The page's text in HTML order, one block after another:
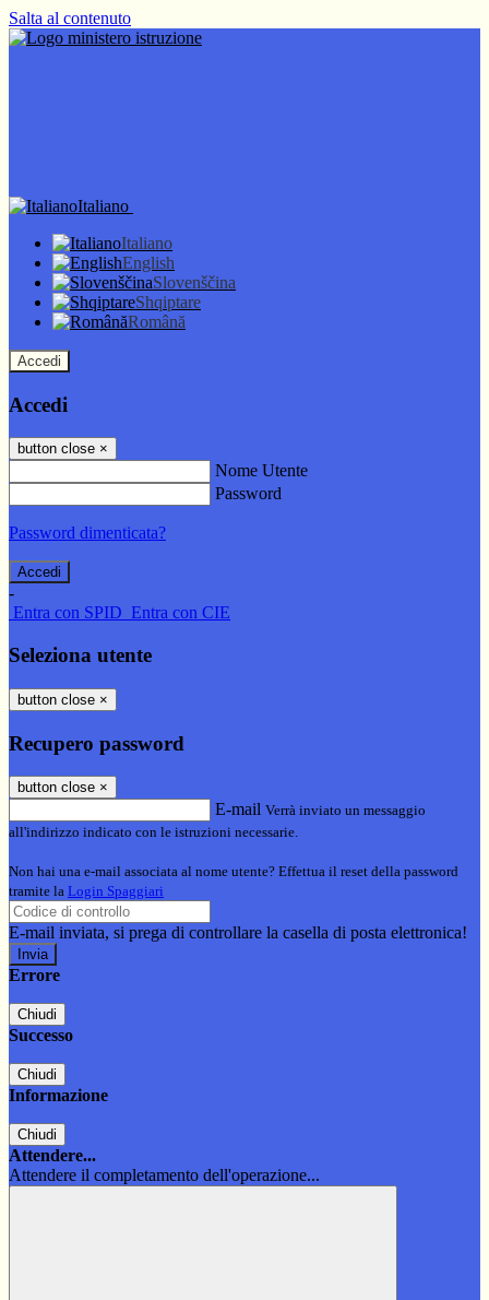
Salta al contenuto
Italiano
Italiano
English
Slovenščina
Shqiptare
Română
Accedi
Accedi
button close ×
Nome Utente
Password
Password dimenticata?
-
Entra con SPID Entra con CIE
Seleziona utente
button close ×
Recupero password
button close ×
E-mail Verrà inviato un messaggio
all'indirizzo indicato con le istruzioni necessarie.
Non hai una e-mail associata al nome utente? Effettua il reset della password
tramite la Login Spaggiari
E-mail inviata, si prega di controllare la casella di posta elettronica!
Errore
Chiudi
Successo
Chiudi
Informazione
Chiudi
Attendere...
Attendere il completamento dell'operazione...